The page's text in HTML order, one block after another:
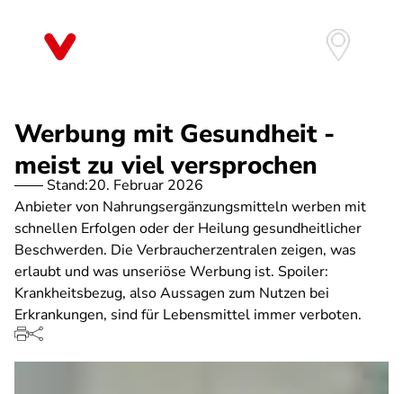
Werbung mit Gesundheit -
meist zu viel versprochen
Stand:20. Februar 2026
Anbieter von Nahrungsergänzungsmitteln werben mit
schnellen Erfolgen oder der Heilung gesundheitlicher
Beschwerden. Die Verbraucherzentralen zeigen, was
erlaubt und was unseriöse Werbung ist. Spoiler:
Krankheitsbezug, also Aussagen zum Nutzen bei
Erkrankungen, sind für Lebensmittel immer verboten.